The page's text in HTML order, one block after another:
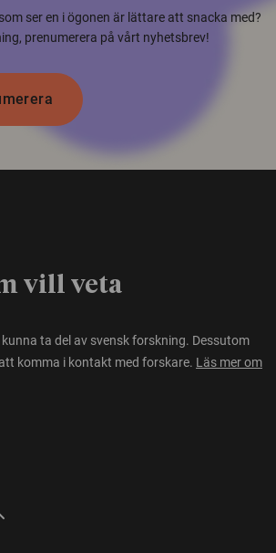
ser en i ögonen är lättare att snacka med?
prenumerera på vårt nyhetsbrev!
vill veta
ta del av svensk forskning. Dessutom
komma i kontakt med forskare. Läs mer om